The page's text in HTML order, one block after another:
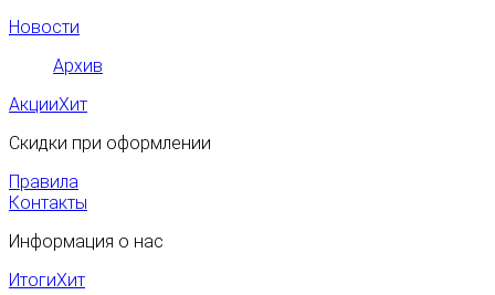
Новости
Архив
АкцииХит
Скидки при оформлении
Правила
Контакты
Информация о нас
ИтогиХит